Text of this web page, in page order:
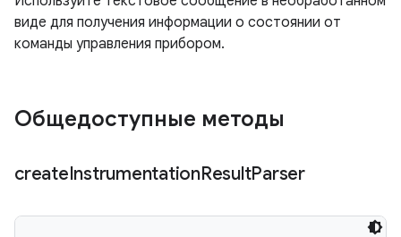
виде для получения информации о состоянии от
команды управления прибором.
Общедоступные методы
createInstrumentationResultParser